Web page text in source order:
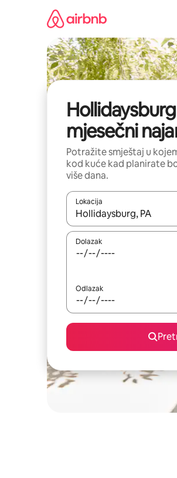
mjesečni
Potražite smještaj u
kod kuće kad planirate
više dana.
Lokacija
Kada budu dostupni
Dolazak
Odlazak